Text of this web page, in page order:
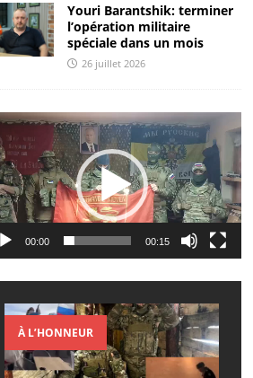
Youri Barantshik: terminer
l’opération militaire
spéciale dans un mois
26 juillet 2026
00:00 00:15
À L’HONNEUR